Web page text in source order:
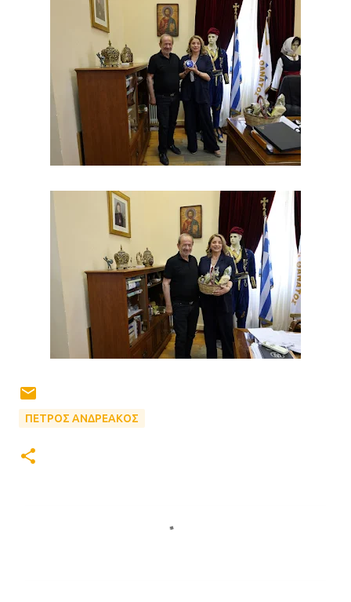
ΠΕΤΡΟΣ ΑΝΔΡΕΑΚΟΣ